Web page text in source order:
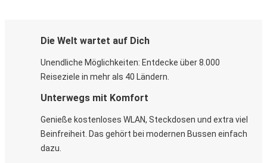
Die Welt wartet auf Dich
Unendliche Möglichkeiten: Entdecke über 8.000
Reiseziele in mehr als 40 Ländern.
Unterwegs mit Komfort
Genieße kostenloses WLAN, Steckdosen und extra viel
Beinfreiheit. Das gehört bei modernen Bussen einfach
dazu.